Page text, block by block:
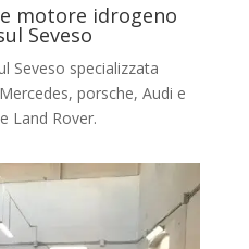
motore idrogeno
Seveso
Seveso specializzata
porsche, Audi e
Land Rover.